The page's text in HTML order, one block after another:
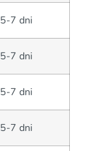
5-7 dni
5-7 dni
5-7 dni
5-7 dni